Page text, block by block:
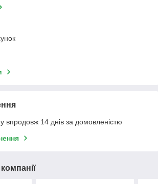
впродовж 14 днів за домовленістю